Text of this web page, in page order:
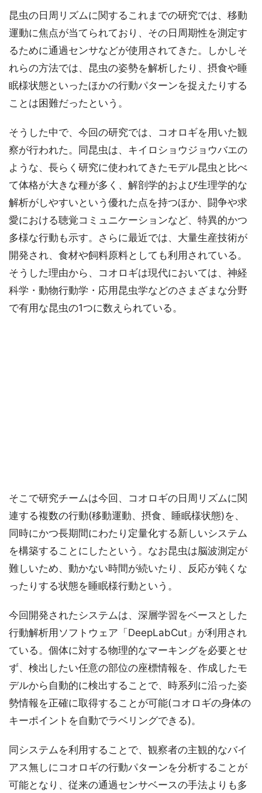
昆虫の日周リズムに関するこれまでの研究では、移動
運動に焦点が当てられており、その日周期性を測定す
るために通過センサなどが使用されてきた。しかしそ
れらの方法では、昆虫の姿勢を解析したり、摂食や睡
眠様状態といったほかの行動パターンを捉えたりする
ことは困難だったという。
そうした中で、今回の研究では、コオロギを用いた観
察が行われた。同昆虫は、キイロショウジョウバエの
ような、長らく研究に使われてきたモデル昆虫と比べ
て体格が大きな種が多く、解剖学的および生理学的な
解析がしやすいという優れた点を持つほか、闘争や求
愛における聴覚コミュニケーションなど、特異的かつ
多様な行動も示す。さらに最近では、大量生産技術が
開発され、食材や飼料原料としても利用されている。
そうした理由から、コオロギは現代においては、神経
科学・動物行動学・応用昆虫学などのさまざまな分野
で有用な昆虫の1つに数えられている。
そこで研究チームは今回、コオロギの日周リズムに関
連する複数の行動(移動運動、摂食、睡眠様状態)を、
同時にかつ長期間にわたり定量化する新しいシステム
を構築することにしたという。なお昆虫は脳波測定が
難しいため、動かない時間が続いたり、反応が鈍くな
ったりする状態を睡眠様行動という。
今回開発されたシステムは、深層学習をベースとした
行動解析用ソフトウェア「DeepLabCut」が利用され
ている。個体に対する物理的なマーキングを必要とせ
ず、検出したい任意の部位の座標情報を、作成したモ
デルから自動的に検出することで、時系列に沿った姿
勢情報を正確に取得することが可能(コオロギの身体の
キーポイントを自動でラベリングできる)。
同システムを利用することで、観察者の主観的なバイ
アス無しにコオロギの行動パターンを分析することが
可能となり、従来の通過センサベースの手法よりも多